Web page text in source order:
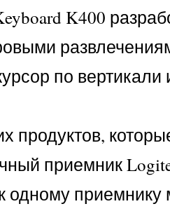
K400
по вертикали
продуктов,
приемник
к одному